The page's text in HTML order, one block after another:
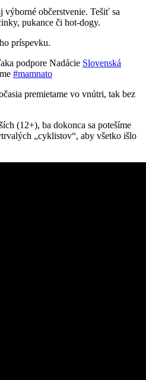
občerstvenie. Tešiť sa
pukance či hot-dogy.
príspevku.
podpore Nadácie Slovenská
#mamnato
premietame vo vnútri, tak bez
(12+), ba dokonca sa potešíme
„cyklistov“, aby všetko išlo